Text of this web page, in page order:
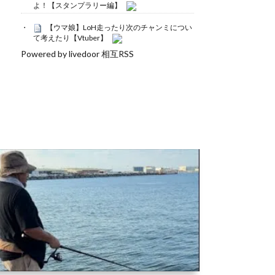
よ！【スタンプラリー編】
【ウマ娘】LoH走ったり次のチャンミについ
て考えたり【Vtuber】
Powered by livedoor 相互RSS